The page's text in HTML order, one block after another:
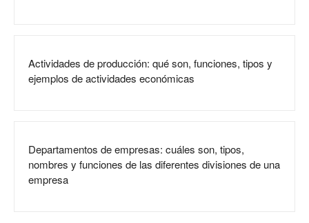
Actividades de producción: qué son, funciones, tipos y
ejemplos de actividades económicas
Departamentos de empresas: cuáles son, tipos,
nombres y funciones de las diferentes divisiones de una
empresa